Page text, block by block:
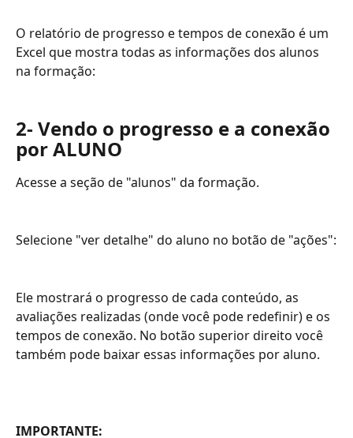
O relatório de progresso e tempos de conexão é um
Excel que mostra todas as informações dos alunos
na formação:
2- Vendo o progresso e a conexão
por ALUNO
Acesse a seção de "alunos" da formação.
Selecione "ver detalhe" do aluno no botão de "ações":
Ele mostrará o progresso de cada conteúdo, as
avaliações realizadas (onde você pode redefinir) e os
tempos de conexão. No botão superior direito você
também pode baixar essas informações por aluno.
IMPORTANTE: